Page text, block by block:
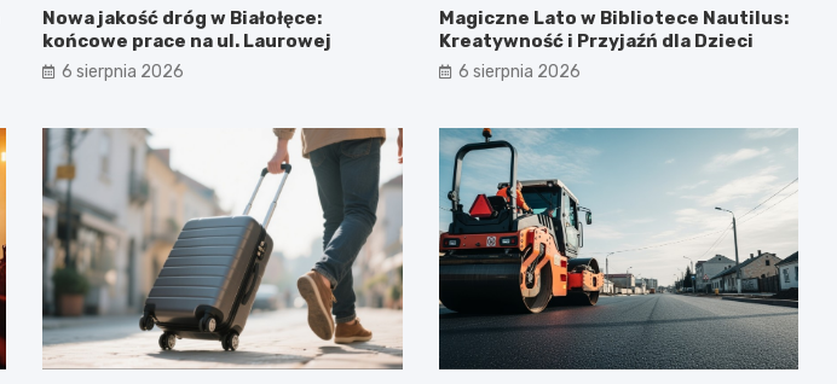
Nowa jakość dróg w Białołęce:
końcowe prace na ul. Laurowej
6 sierpnia 2026
Magiczne Lato w Bibliotece Nautilus:
Kreatywność i Przyjaźń dla Dzieci
6 sierpnia 2026